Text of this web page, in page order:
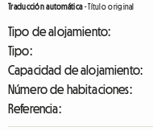
Traducción automática-Título original
Tipo de alojamiento:
Tipo:
Capacidad de alojamiento:
Número de habitaciones:
Referencia: